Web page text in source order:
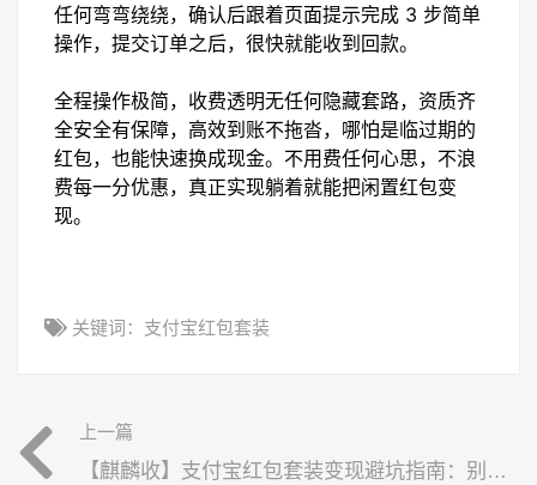
任何弯弯绕绕，确认后跟着页面提示完成 3 步简单
操作，提交订单之后，很快就能收到回款。
全程操作极简，收费透明无任何隐藏套路，资质齐
全安全有保障，高效到账不拖沓，哪怕是临过期的
红包，也能快速换成现金。不用费任何心思，不浪
费每一分优惠，真正实现躺着就能把闲置红包变
现。
关键词： 支付宝红包套装
上一篇
【麒麟收】支付宝红包套装变现避坑指南：别让小钱，给你招来大风险